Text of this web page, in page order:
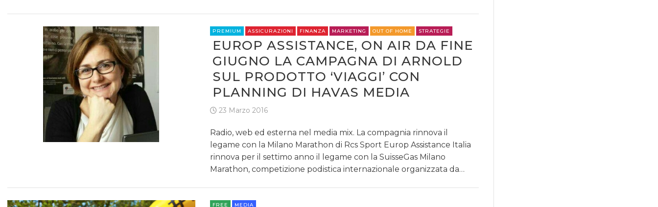
PREMIUM ASSICURAZIONI FINANZA MARKETING OUT OF HOME STRATEGIE
EUROP ASSISTANCE, ON AIR DA FINE
GIUGNO LA CAMPAGNA DI ARNOLD
SUL PRODOTTO ‘VIAGGI’ CON
PLANNING DI HAVAS MEDIA
23 Marzo 2016
Radio, web ed esterna nel media mix. La compagnia rinnova il
legame con la Milano Marathon di Rcs Sport Europ Assistance Italia
rinnova per il settimo anno il legame con la SuisseGas Milano
Marathon, competizione podistica internazionale organizzata da…
FREE MEDIA